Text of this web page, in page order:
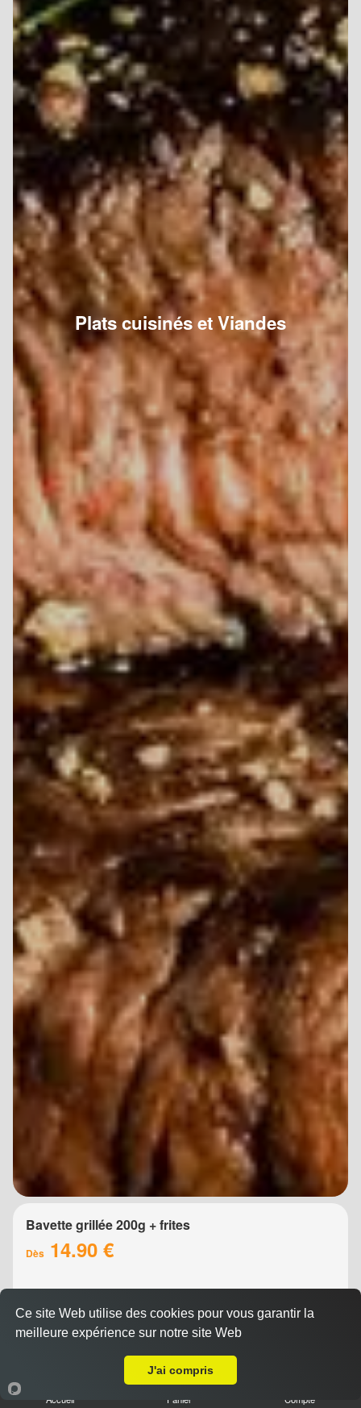
Plats cuisinés et Viandes
Bavette grillée 200g + frites
Dès 14.90 €
Accueil Panier Compte
Ce site Web utilise des cookies pour vous garantir la
meilleure expérience sur notre site Web
J'ai compris